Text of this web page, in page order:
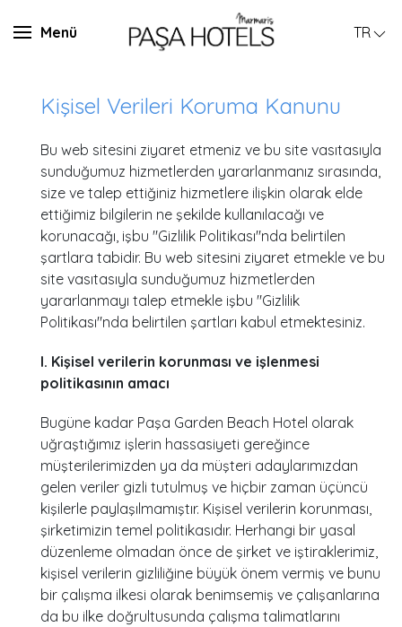
Menü TR
Kişisel Verileri Koruma Kanunu
Bu web sitesini ziyaret etmeniz ve bu site vasıtasıyla
sunduğumuz hizmetlerden yararlanmanız sırasında,
size ve talep ettiğiniz hizmetlere ilişkin olarak elde
ettiğimiz bilgilerin ne şekilde kullanılacağı ve
korunacağı, işbu "Gizlilik Politikası"nda belirtilen
şartlara tabidir. Bu web sitesini ziyaret etmekle ve bu
site vasıtasıyla sunduğumuz hizmetlerden
yararlanmayı talep etmekle işbu "Gizlilik
Politikası"nda belirtilen şartları kabul etmektesiniz.
I. Kişisel verilerin korunması ve işlenmesi
politikasının amacı
Bugüne kadar Paşa Garden Beach Hotel olarak
uğraştığımız işlerin hassasiyeti gereğince
müşterilerimizden ya da müşteri adaylarımızdan
gelen veriler gizli tutulmuş ve hiçbir zaman üçüncü
kişilerle paylaşılmamıştır. Kişisel verilerin korunması,
şirketimizin temel politikasıdır. Herhangi bir yasal
düzenleme olmadan önce de şirket ve iştiraklerimiz,
kişisel verilerin gizliliğine büyük önem vermiş ve bunu
bir çalışma ilkesi olarak benimsemiş ve çalışanlarına
da bu ilke doğrultusunda çalışma talimatlarını